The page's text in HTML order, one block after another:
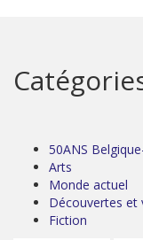
50ANS
Arts
Monde actuel
Découvertes et
Fiction